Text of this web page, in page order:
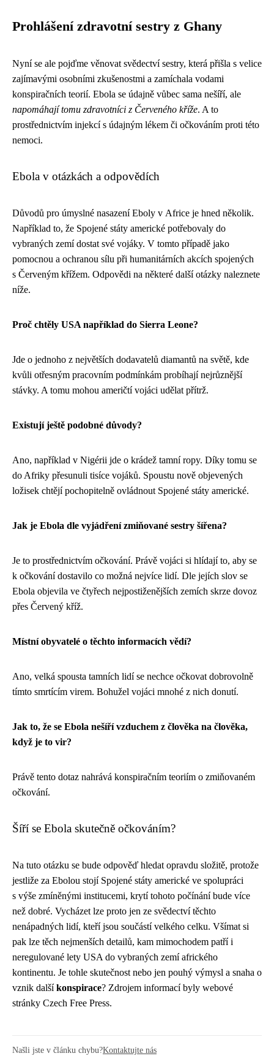
Prohlášení zdravotní sestry z Ghany
Nyní se ale pojďme věnovat svědectví sestry, která přišla s velice
zajímavými osobními zkušenostmi a zamíchala vodami
konspiračních teorií. Ebola se údajně vůbec sama nešíří, ale
napomáhají tomu zdravotníci z Červeného kříže. A to
prostřednictvím injekcí s údajným lékem či očkováním proti této
nemoci.
Ebola v otázkách a odpovědích
Důvodů pro úmyslné nasazení Eboly v Africe je hned několik.
Například to, že Spojené státy americké potřebovaly do
vybraných zemí dostat své vojáky. V tomto případě jako
pomocnou a ochranou sílu při humanitárních akcích spojených
s Červeným křížem. Odpovědi na některé další otázky naleznete
níže.
Proč chtěly USA například do Sierra Leone?
Jde o jednoho z největších dodavatelů diamantů na světě, kde
kvůli otřesným pracovním podmínkám probíhají nejrůznější
stávky. A tomu mohou američtí vojáci udělat přítrž.
Existují ještě podobné důvody?
Ano, například v Nigérii jde o krádež tamní ropy. Díky tomu se
do Afriky přesunuli tisíce vojáků. Spoustu nově objevených
ložisek chtějí pochopitelně ovládnout Spojené státy americké.
Jak je Ebola dle vyjádření zmiňované sestry šířena?
Je to prostřednictvím očkování. Právě vojáci si hlídají to, aby se
k očkování dostavilo co možná nejvíce lidí. Dle jejích slov se
Ebola objevila ve čtyřech nejpostiženějších zemích skrze dovoz
přes Červený kříž.
Místní obyvatelé o těchto informacích vědí?
Ano, velká spousta tamních lidí se nechce očkovat dobrovolně
tímto smrtícím virem. Bohužel vojáci mnohé z nich donutí.
Jak to, že se Ebola nešíří vzduchem z člověka na člověka,
když je to vir?
Právě tento dotaz nahrává konspiračním teoriím o zmiňovaném
očkování.
Šíří se Ebola skutečně očkováním?
Na tuto otázku se bude odpověď hledat opravdu složitě, protože
jestliže za Ebolou stojí Spojené státy americké ve spolupráci
s výše zmíněnými institucemi, krytí tohoto počínání bude více
než dobré. Vycházet lze proto jen ze svědectví těchto
nenápadných lidí, kteří jsou součástí velkého celku. Všímat si
pak lze těch nejmenších detailů, kam mimochodem patří i
neregulované lety USA do vybraných zemí afrického
kontinentu. Je tohle skutečnost nebo jen pouhý výmysl a snaha o
vznik dalšíkonspirace? Zdrojem informací byly webové
stránky Czech Free Press.
Našli jste v článku chybu?Kontaktujte nás